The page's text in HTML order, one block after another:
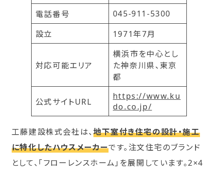
電話番号
045-911-5300
設立
1971年7月
対応可能エリア
横浜市を中心とし
た神奈川県、東京
都
公式サイトURL
https://www.ku
do.co.jp/
工藤建設株式会社は、地下室付き住宅の設計・施工
に特化したハウスメーカーです。注文住宅のブランド
として、「フローレンスホーム」を展開しています。2×4